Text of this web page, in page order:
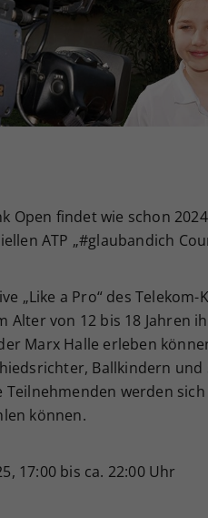
Open findet wie schon
ATP „#glaubandich
„Like a Pro“ des
Alter von 12 bis 18 Jahren
Marx Halle erleben
Ballkindern
Teilnehmenden werden
können.
17:00 bis ca. 22:00 Uhr